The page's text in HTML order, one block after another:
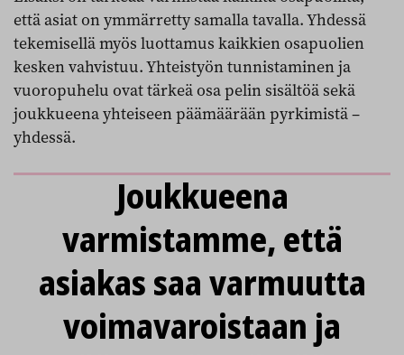
että asiat on ymmärretty samalla tavalla. Yhdessä
tekemisellä myös luottamus kaikkien osapuolien
kesken vahvistuu. Yhteistyön tunnistaminen ja
vuoropuhelu ovat tärkeä osa pelin sisältöä sekä
joukkueena yhteiseen päämäärään pyrkimistä –
yhdessä.
Joukkueena
varmistamme, että
asiakas saa varmuutta
voimavaroistaan ja